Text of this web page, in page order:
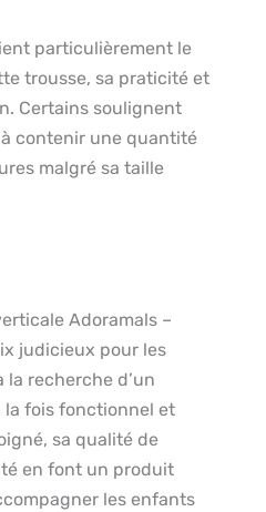
particulièrement le
trousse, sa praticité et
Certains soulignent
contenir une quantité
malgré sa taille
Adoramals –
judicieux pour les
recherche d’un
la fois fonctionnel et
sa qualité de
en font un produit
les enfants